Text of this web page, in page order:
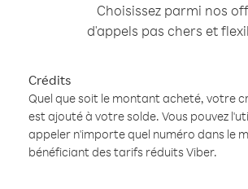
Choisissez parmi nos
d'appels pas chers et
Crédits
Quel que soit le montant acheté, votre
est ajouté à votre solde. Vous pouvez
appeler n'importe quel numéro dans le
bénéficiant des tarifs réduits Viber.